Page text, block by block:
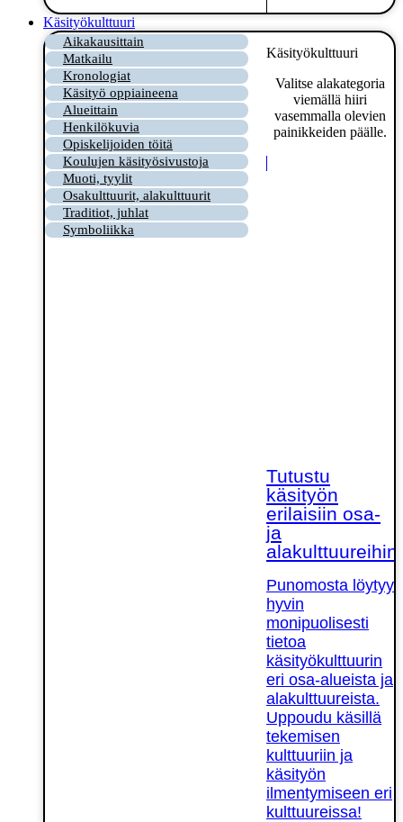
Käsityökulttuuri
Aikakausittain
Matkailu
Kronologiat
Käsityö oppiaineena
Alueittain
Henkilökuvia
Opiskelijoiden töitä
Koulujen käsityösivustoja
Muoti, tyylit
Osakulttuurit, alakulttuurit
Traditiot, juhlat
Symboliikka
Käsityökulttuuri
Valitse alakategoria
viemällä hiiri
vasemmalla olevien
painikkeiden päälle.
Tutustu
käsityön
erilaisiin osa-
ja
alakulttuureihin!
Punomosta löytyy
hyvin
monipuolisesti
tietoa
käsityökulttuurin
eri osa-alueista ja
alakulttuureista.
Uppoudu käsillä
tekemisen
kulttuuriin ja
käsityön
ilmentymiseen eri
kulttuureissa!